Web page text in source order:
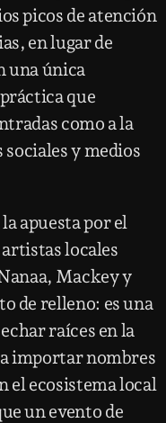
picos de atención
en lugar de
una única
que
como a la
y medios
apuesta por el
locales
Mackey y
de relleno: es una
raíces en la
importar nombres
el ecosistema local
un evento de